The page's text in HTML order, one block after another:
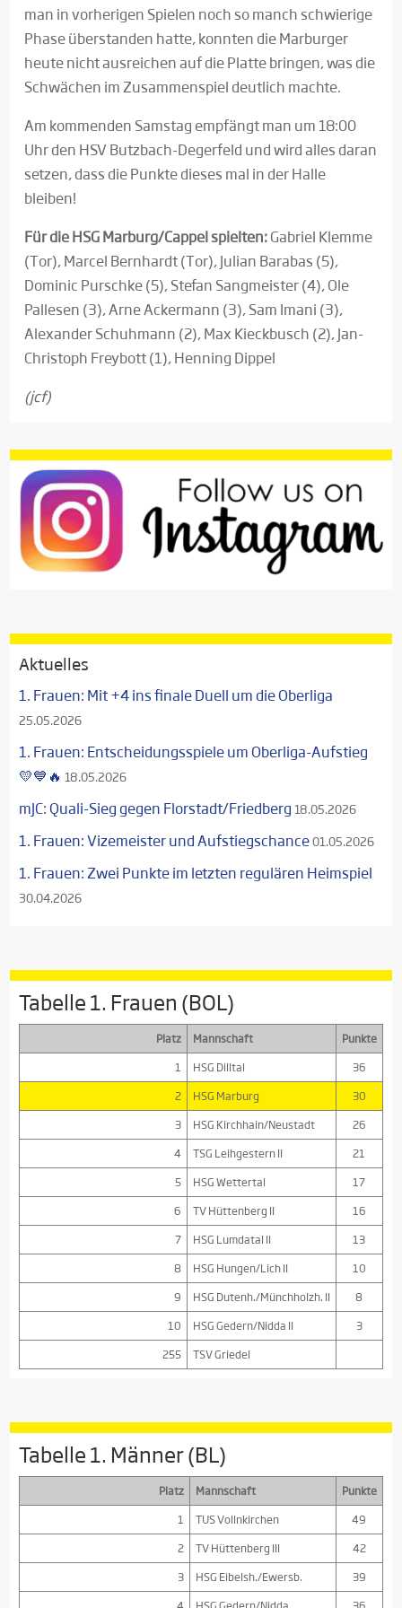
man in vorherigen Spielen noch so manch schwierige
Phase überstanden hatte, konnten die Marburger
heute nicht ausreichen auf die Platte bringen, was die
Schwächen im Zusammenspiel deutlich machte.
Am kommenden Samstag empfängt man um 18:00
Uhr den HSV Butzbach-Degerfeld und wird alles daran
setzen, dass die Punkte dieses mal in der Halle
bleiben!
Für die HSG Marburg/Cappel spielten:Gabriel Klemme
(Tor), Marcel Bernhardt (Tor), Julian Barabas (5),
Dominic Purschke (5), Stefan Sangmeister (4), Ole
Pallesen (3), Arne Ackermann (3), Sam Imani (3),
Alexander Schuhmann (2), Max Kieckbusch (2), Jan-
Christoph Freybott (1), Henning Dippel
(jcf)
Aktuelles
1. Frauen: Mit +4 ins finale Duell um die Oberliga
25.05.2026
1. Frauen: Entscheidungsspiele um Oberliga-Aufstieg
💛💙🔥 18.05.2026
mJC: Quali-Sieg gegen Florstadt/Friedberg 18.05.2026
1. Frauen: Vizemeister und Aufstiegschance01.05.2026
1. Frauen: Zwei Punkte im letzten regulären Heimspiel
30.04.2026
Tabelle 1. Frauen (BOL)
Platz Mannschaft
Punkte
1
HSG Dilltal
36
2
HSG Marburg
30
3
HSG Kirchhain/Neustadt
26
4
TSG Leihgestern II
21
5
HSG Wettertal
17
6
TV Hüttenberg II
16
7
HSG Lumdatal II
13
8
HSG Hungen/Lich II
10
9
HSG Dutenh./Münchholzh. II
8
10
HSG Gedern/Nidda II
3
255
TSV Griedel
Tabelle 1. Männer (BL)
Platz Mannschaft
Punkte
1
TUS Vollnkirchen
49
2
TV Hüttenberg III
42
3
HSG Eibelsh./Ewersb.
39